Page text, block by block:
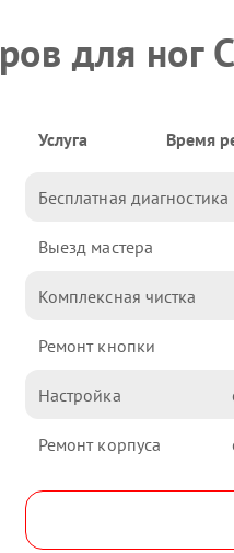
для ног
Услуга Время
Бесплатная диагностика
Выезд мастера
Комплексная чистка
Ремонт кнопки
Настройка
Ремонт корпуса